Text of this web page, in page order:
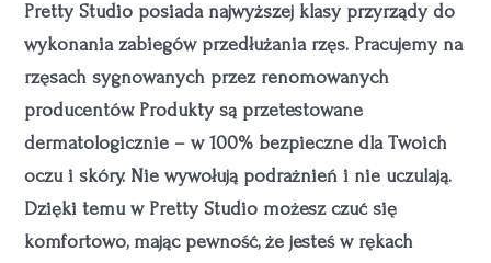
Pretty Studio posiada najwyższej klasy przyrządy do
wykonania zabiegów przedłużania rzęs. Pracujemy na
rzęsach sygnowanych przez renomowanych
producentów. Produkty są przetestowane
dermatologicznie – w 100% bezpieczne dla Twoich
oczu i skóry. Nie wywołują podrażnień i nie uczulają.
Dzięki temu w Pretty Studio możesz czuć się
komfortowo, mając pewność, że jesteś w rękach